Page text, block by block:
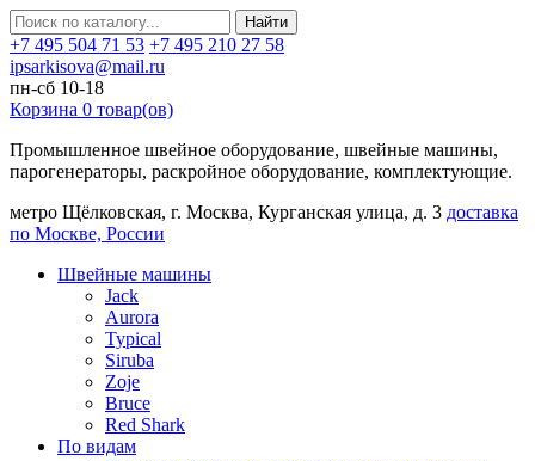
Найти
+7 495 504 71 53 +7 495 210 27 58
ipsarkisova@mail.ru
пн-сб 10-18
Корзина 0 товар(ов)
Промышленное швейное оборудование, швейные машины,
парогенераторы, раскройное оборудование, комплектующие.
метро Щёлковская, г. Москва, Курганская улица, д. 3 доставка
по Москве, России
Швейные машины
Jack
Aurora
Typical
Siruba
Zoje
Bruce
Red Shark
По видам